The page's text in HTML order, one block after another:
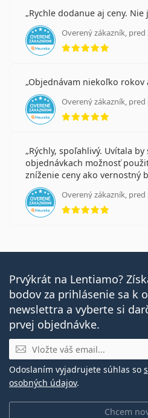
Rychle dodanue aj ceny. Nie
Overený zákazník,
Objednávam niekoľko rokov
Overený zákazník,
Rýchly, spoľahlivý. Uvítala
objednávkach možnosť
zníženie ceny ako vernostný
Overený zákazník,
Prvýkrát na Lentiamo?
bodov za prihlásenie sa k
newslettra a vyberte si
prvej objednávke.
E-mail
Chcem
Odoslaním vyjadrujete súhlas so
osobných údajov.